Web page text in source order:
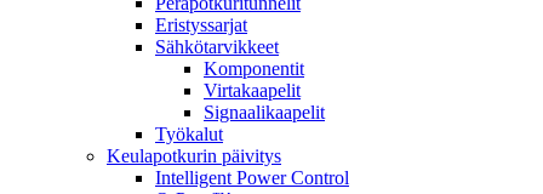
Eristyssarjat
Sähkötarvikkeet
Komponentit
Virtakaapelit
Signaalikaapelit
Työkalut
Keulapotkurin päivitys
Intelligent Power Control